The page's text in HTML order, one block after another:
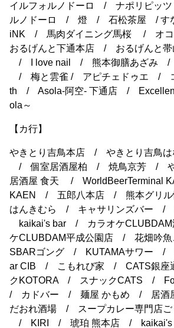
イルフォルノドーロ / ナポリピッツ
ルノドーロ / 燈 / 石松茶屋 / す
iNK / 馬肉ダイニング馬桜 /
おるげんと下通本店 / おるげんと
/ I love nail / 熊本御膳あざみ /
/ 梅と雲雀 / アピチェドゥエ / コ
th / Asola-阿空- 下通店 / Excellent
ola～
【カ行】
やきとり吉鳥本店 / やきとり吉鳥
/ 個室居酒屋柏 / 焼鳥京芳 /
居酒屋 食天 / WorldBeerTerminal
KAEN / 五郎八本店 / 熊本グリ
はんきむら / キャサリンズバー /
kaikai's bar / カラオケ
ケCLUBDAM平成公園店 / 花畑吟
SBARゴング / KUTAMAサワー /
ar CIB / こもれび家 / CATS銀座
クKOTORA / スナックCATS /
/ カドバー / 麺屋 かもめ / 居酒
だおれ酒場 / スープカレー専門店ご
/ KIRI / 琥珀 熊本店 / kaikai's